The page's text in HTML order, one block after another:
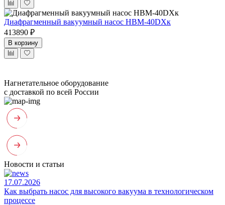
Диафрагменный вакуумный насос НВМ-40DХк
413890 ₽
В корзину
Нагнетательное оборудование
с доставкой по всей России
Новости и статьи
17.07.2026
Как выбрать насос для высокого вакуума в технологическом
процессе